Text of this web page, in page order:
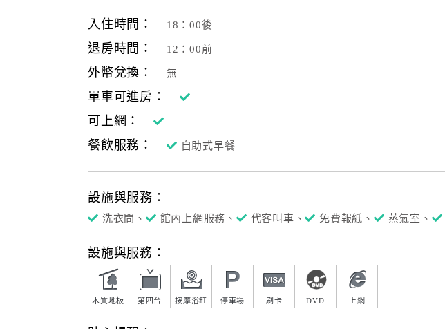
入住時間： 18：00後
退房時間： 12：00前
外幣兌換： 無
單車可進房：
可上網：
餐飲服務： 自助式早餐
設施與服務：
洗衣間、 館內上網服務、 代客叫車、 免費報紙、 蒸氣室、
設施與服務：
木質地板 第四台 按摩浴缸 停車場 刷卡 DVD 上網